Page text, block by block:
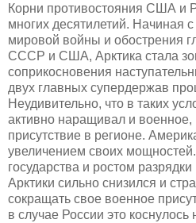
Корни противостояния США и
многих десятилетий. Начиная
мировой войны и обострения
СССР и США, Арктика стала
соприкосновения
двух главных супердержав
Неудивительно, что в таких
активно наращивал и военное,
присутствие в регионе.
увеличением своих
государства и ростом
Арктики сильно снизился и
сокращать свое военное
в случае России это коснулось